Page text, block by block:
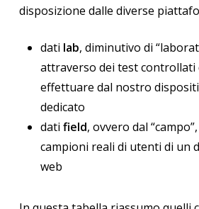
disposizione dalle diverse
dati lab, diminutivo di
attraverso dei test controllati
effettuare dal nostro
dedicato
dati field, ovvero dal
campioni reali di utenti di un
web